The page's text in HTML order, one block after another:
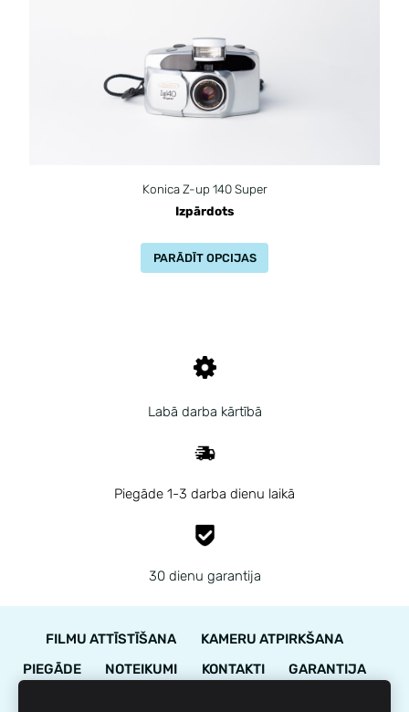
Labā darba kārtībā
Piegāde 1-3 darba dienu laikā
30 dienu garantija
Konica Z-up 140 Super
Izpārdots
PARĀDĪT OPCIJAS
FILMU ATTĪSTĪŠANA
KAMERU ATPIRKŠANA
PIEGĀDE
NOTEIKUMI KONTAKTI
GARANTIJA